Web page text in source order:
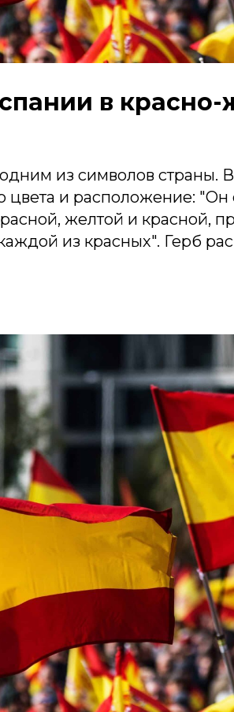
в красно-
из символов страны. В
цвета и расположение: "Он
желтой и красной,
из красных". Герб